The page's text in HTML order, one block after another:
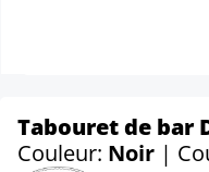
Tabouret de bar
Couleur: Noir |